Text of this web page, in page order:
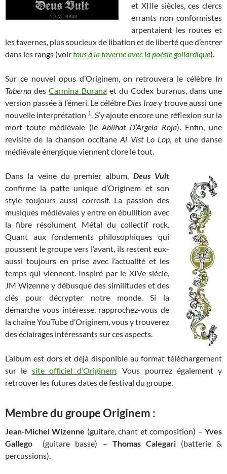
et XIIIe siècles, ces clercs
errants non conformistes
arpentaient les routes et
les tavernes, plus soucieux de libation et de liberté que d’entrer
dans les rangs (voirtous à la taverne avec la poésie goliardique).
Sur ce nouvel opus d’Originem, on retrouvera le célèbre In
Taberna desCarmina Buranaet du Codex buranus, dans une
version passée à l’émeri. Le célébre Dies Iraey trouve aussi une
nouvelle interprétation1. S’y ajoute encore une réflexion sur la
mort toute médiévale (le Abilhat D’Argela Roja). Enfin, une
revisite de la chanson occitaneAi Vist Lo Lop, et une danse
médiévale énergique viennent clore le tout.
Dans la veine du premier album, Deus Vult
confirme la patte unique d’Originem et son
style toujours aussi corrosif. La passion des
musiques médiévales y entre en ébullition avec
la fibre résolument Métal du collectif rock.
Quant aux fondements philosophiques qui
poussent le groupe vers l’avant, ils restent eux-
aussi toujours en prise avec l’actualité et les
temps qui viennent. Inspiré par le XIVe siècle,
JM Wizenne y débusque des similitudes et des
clés pour décrypter notre monde. Si la
démarche vous intéresse, rapprochez-vous de
la chaîne YouTube d’Originem, vous y trouverez
des éclairages intéressants sur ces aspects.
L’album est dors et déjà disponible au format téléchargement
sur le site officiel d’Originem. Vous pourrez également y
retrouver les futures dates de festival du groupe.
Membre du groupe Originem :
Jean-Michel Wizenne (guitare, chant et composition) –Yves
Gallego (guitare basse) – Thomas Calegari(batterie &
percussions).